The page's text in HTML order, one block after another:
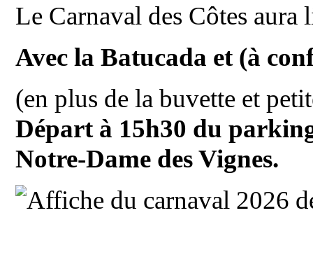
Le Carnaval des Côtes aura
Avec la Batucada et (à
(en plus de la buvette et
Départ à 15h30 du
Notre-Dame des Vignes.